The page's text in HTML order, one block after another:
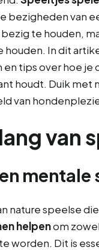
bezigheden van
te houden,
In dit
en tips over hoe je
houdt. Duik met
van
van
nature speelse
helpenom
worden. Dit is